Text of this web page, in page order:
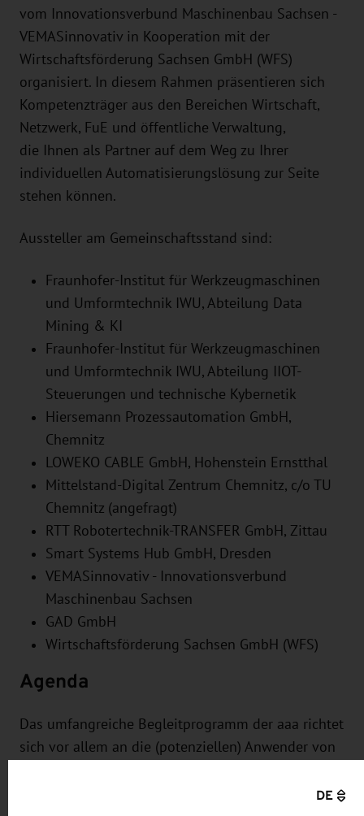
vom Innovationsverbund Maschinenbau Sachsen -
VEMASinnovativ in Kooperation mit der
Wirtschaftsförderung Sachsen GmbH (WFS)
organisiert. In diesem Rahmen präsentieren sich
Kompetenzträger aus den Bereichen Wirtschaft,
Netzwerk, FuE und öffentliche Verwaltung,
die Ihnen als Partner auf dem Weg zu Ihrer
individuellen Automatisierungslösung zur Seite
stehen können.
Aussteller am Gemeinschaftsstand sind:
Fraunhofer-Institut für Werkzeugmaschinen
und Umformtechnik IWU, Abteilung Data
Mining & KI
Fraunhofer-Institut für Werkzeugmaschinen
und Umformtechnik IWU, Abteilung IIOT-
Steuerungen und technische Kybernetik
Hiersemann Prozessautomation GmbH,
Chemnitz
LOWEKO CABLE GmbH, Hohenstein Ernstthal
Mittelstand-Digital Zentrum Chemnitz, c/o TU
Chemnitz (angefragt)
RTT Robotertechnik-TRANSFER GmbH, Zittau
Smart Systems Hub GmbH, Dresden
VEMASinnovativ - Innovationsverbund
Maschinenbau Sachsen
GAD GmbH
Wirtschaftsförderung Sachsen GmbH (WFS)
Agenda
Das umfangreiche Begleitprogramm der aaa richtet
sich vor allem an die (potenziellen) Anwender von
DE